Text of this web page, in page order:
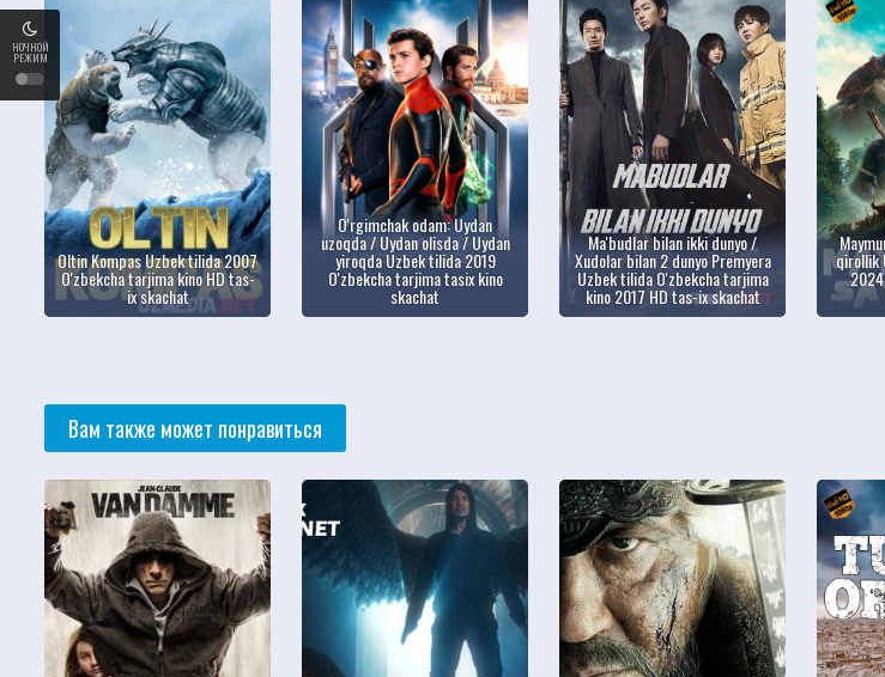
НОЧНОЙ
РЕЖИМ
Oltin Kompas Uzbek tilida 2007
O'zbekcha tarjima kino HD tas-
ix skachat
O'rgimchak odam: Uydan
uzoqda / Uydan olisda / Uydan
yiroqda Uzbek tilida 2019
O'zbekcha tarjima tasix kino
skachat
Ma'budlar bilan ikki dunyo /
Xudolar bilan 2 dunyo Premyera
Uzbek tilida O'zbekcha tarjima
kino 2017 HD tas-ix skachat
qirollik
Вам также может понравиться